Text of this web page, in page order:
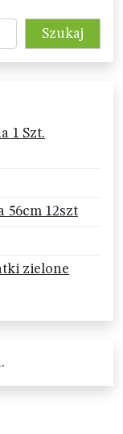
Szukaj
1 Szt.
56cm 12szt
zielone